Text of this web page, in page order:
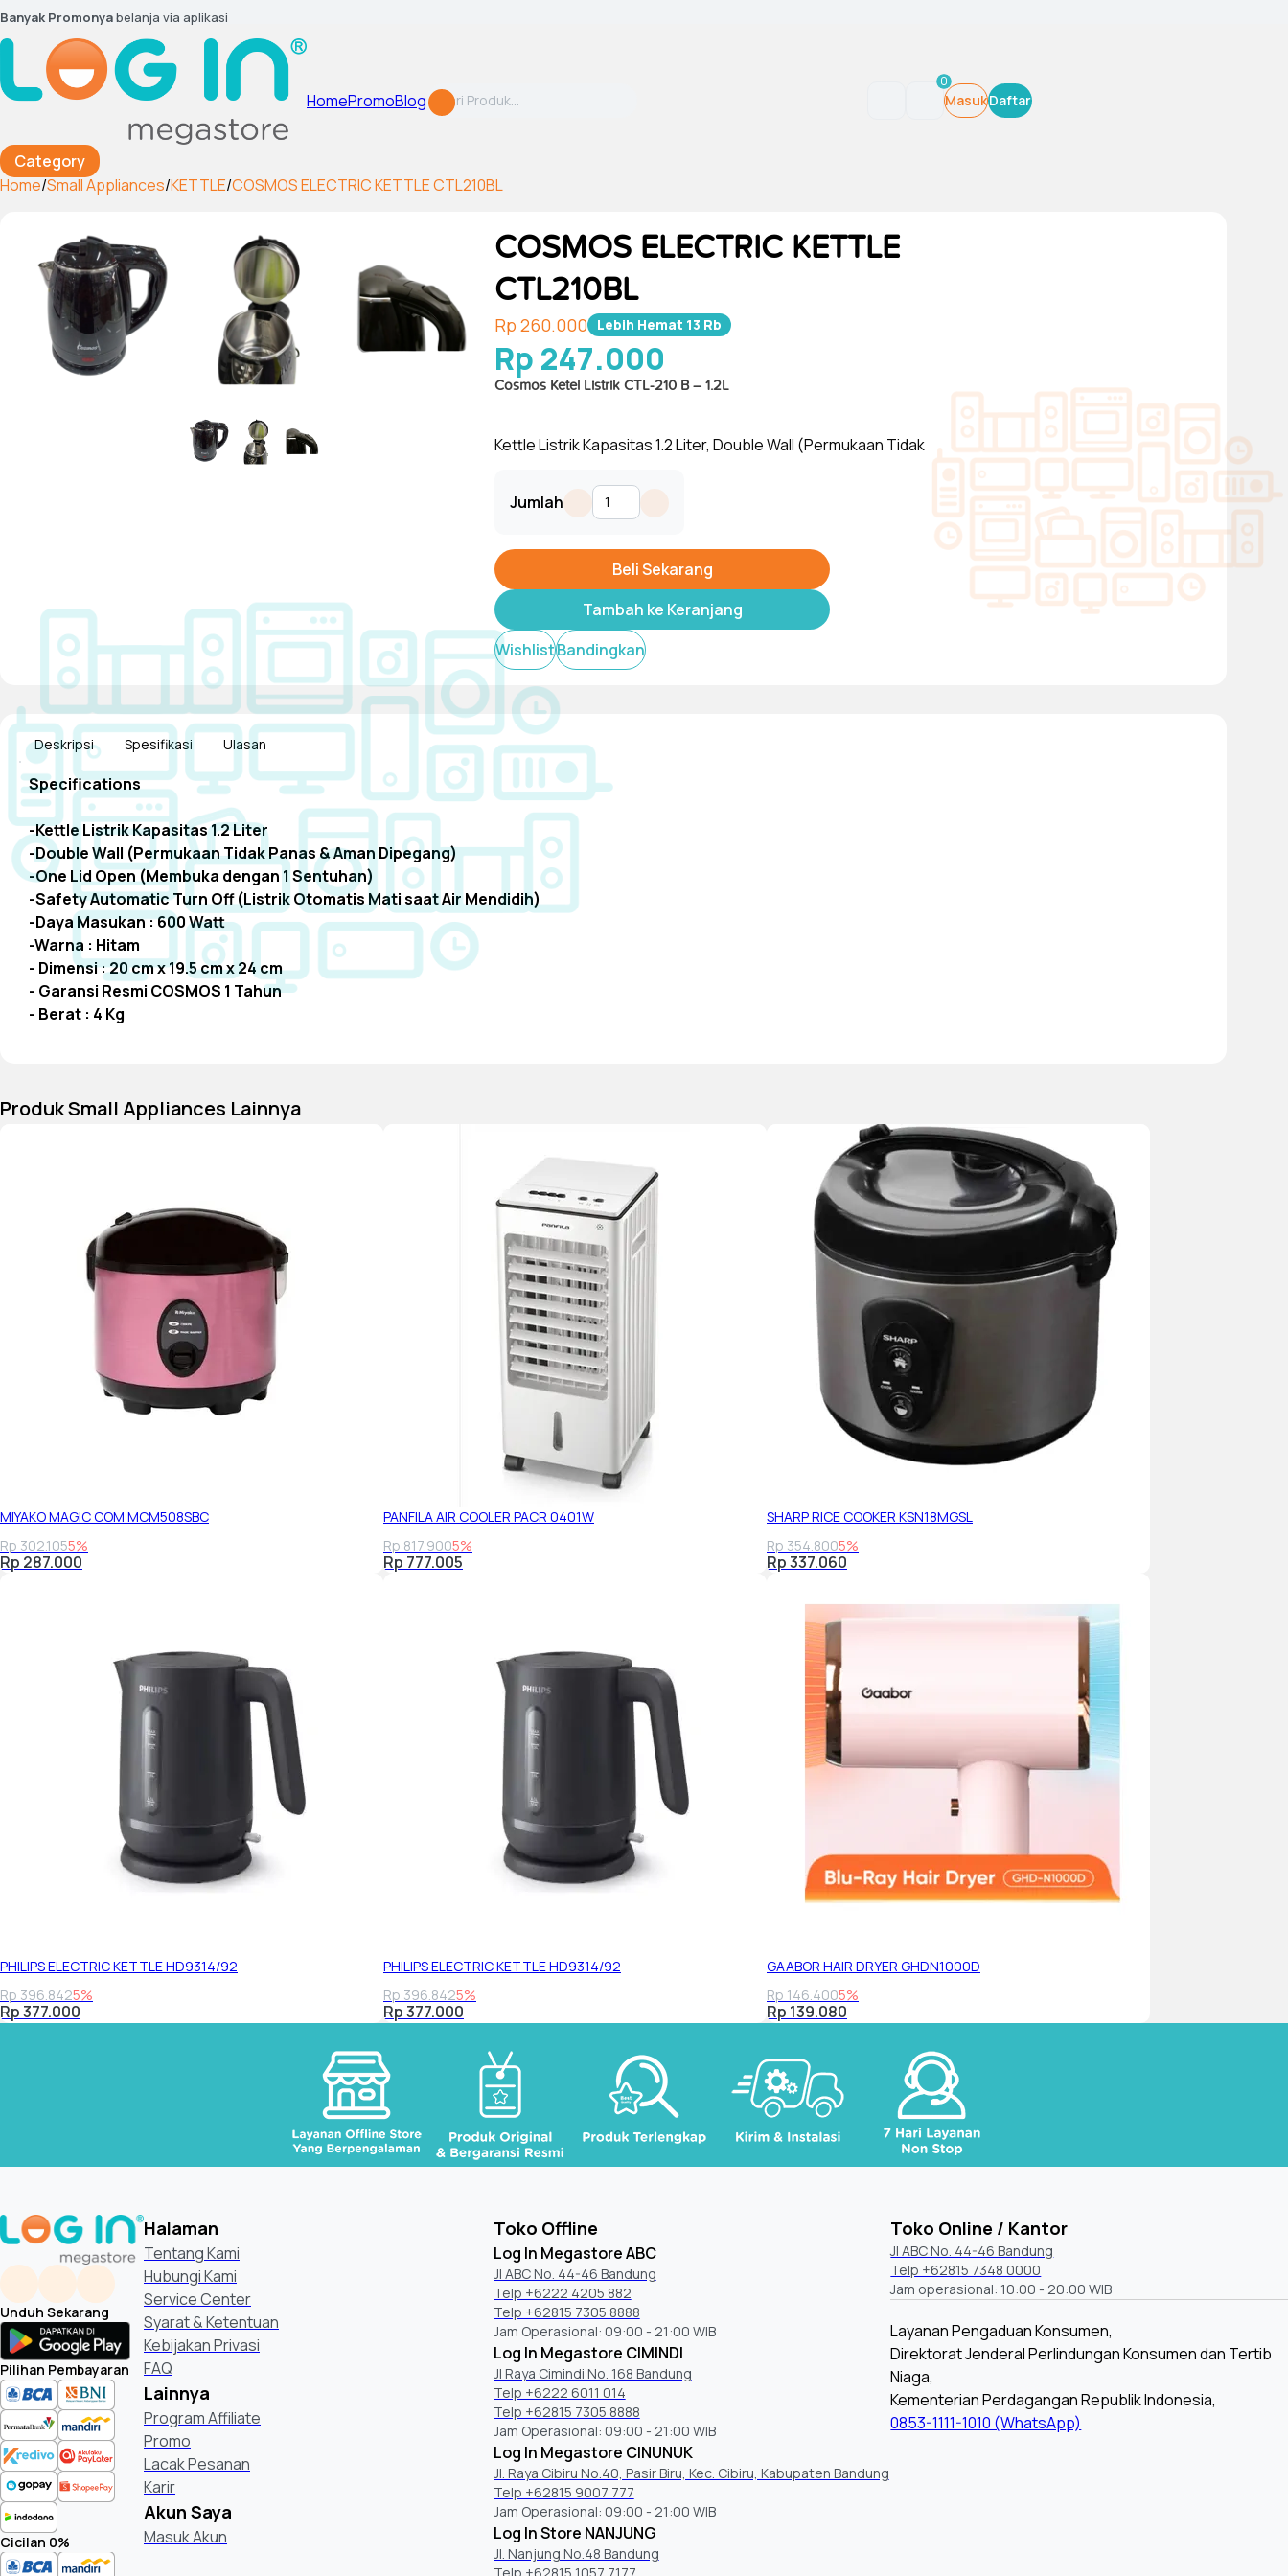
Banyak Promonyabelanja via aplikasi
Category
HomePromoBlog
0
MasukDaftar
Home/Small Appliances/KETTLE/COSMOS ELECTRIC KETTLE CTL210BL
COSMOS ELECTRIC KETTLE
CTL210BL
Rp 260.000 Lebih Hemat 13 Rb
Rp 247.000
Cosmos Ketel Listrik CTL-210 B – 1.2L
Kettle Listrik Kapasitas 1.2 Liter, Double Wall (Permukaan Tidak
Sentuhan), Safety Automatic Turn Off (Listrik Otomatis Mati
saat Air Mendidih), Daya Masukan : 600 Watt. Warna hitam
premium.
Jumlah
Beli Sekarang
Tambah ke Keranjang
WishlistBandingkan
Deskripsi Spesifikasi Ulasan
Specifications
-Kettle Listrik Kapasitas 1.2 Liter
-Double Wall (Permukaan Tidak Panas & Aman Dipegang)
-One Lid Open (Membuka dengan 1 Sentuhan)
-Safety Automatic Turn Off (Listrik Otomatis Mati saat Air Mendidih)
-Daya Masukan : 600 Watt
-Warna : Hitam
- Dimensi : 20 cm x 19.5 cm x 24 cm
- Garansi Resmi COSMOS 1 Tahun
- Berat : 4 Kg
Produk Small Appliances Lainnya
MIYAKO MAGIC COM MCM508SBC
Rp 302.1055%
Rp 287.000
PANFILA AIR COOLER PACR 0401W
Rp 817.9005%
Rp 777.005
SHARP RICE COOKER KSN18MGSL
Rp 354.8005%
Rp 337.060
PHILIPS ELECTRIC KETTLE HD9314/92
Rp 396.8425%
Rp 377.000
PHILIPS ELECTRIC KETTLE HD9314/92
Rp 396.8425%
Rp 377.000
GAABOR HAIR DRYER GHDN1000D
Rp 146.4005%
Rp 139.080
Unduh Sekarang
Pilihan Pembayaran
Cicilan 0%
Halaman
Tentang Kami
Hubungi Kami
Service Center
Syarat & Ketentuan
Kebijakan Privasi
FAQ
Lainnya
Program Affiliate
Promo
Lacak Pesanan
Karir
Akun Saya
Masuk Akun
Toko Offline
Log In Megastore ABC
Jl ABC No. 44-46 Bandung
Telp +6222 4205 882
Telp +62815 7305 8888
Jam Operasional: 09:00 - 21:00 WIB
Log In Megastore CIMINDI
Jl Raya Cimindi No. 168 Bandung
Telp +6222 6011 014
Telp +62815 7305 8888
Jam Operasional: 09:00 - 21:00 WIB
Log In Megastore CINUNUK
Jl. Raya Cibiru No.40, Pasir Biru, Kec. Cibiru, Kabupaten Bandung
Telp +62815 9007 777
Jam Operasional: 09:00 - 21:00 WIB
Log In Store NANJUNG
Jl. Nanjung No.48 Bandung
Telp +62815 1057 7177
Toko Online / Kantor
Jl ABC No. 44-46 Bandung
Telp +62815 7348 0000
Jam operasional: 10:00 - 20:00 WIB
Layanan Pengaduan Konsumen,
Direktorat Jenderal Perlindungan Konsumen dan Tertib
Niaga,
Kementerian Perdagangan Republik Indonesia,
0853-1111-1010 (WhatsApp)